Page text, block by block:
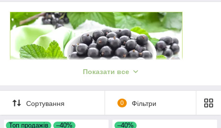
Показати все
Сортування 0 Фільтри
Топ продажів –40% –40%